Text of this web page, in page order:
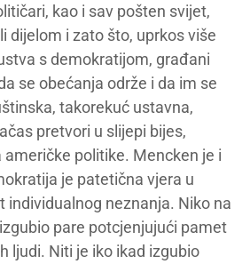
kao i sav pošten svijet,
dijelom i zato što, uprkos više
s demokratijom, građani
se obećanja održe i da im se
takorekuć ustavna,
pretvori u slijepi bijes,
američke politike. Mencken je i
je patetična vjera u
individualnog neznanja. Niko na
pare potcjenjujući pamet
ljudi. Niti je iko ikad izgubio